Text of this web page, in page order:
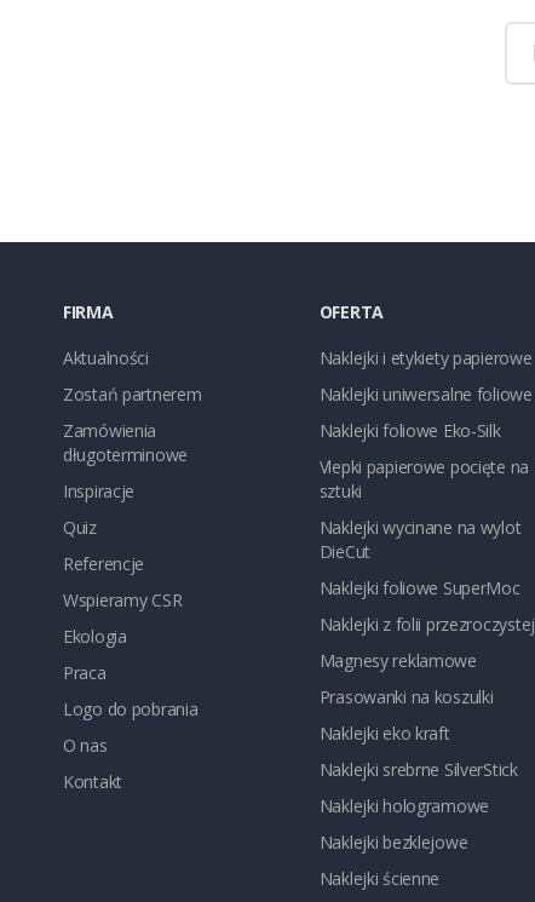
FIRMA
Aktualności
Zostań partnerem
Zamówienia
długoterminowe
Inspiracje
Quiz
Referencje
Wspieramy CSR
Ekologia
Praca
Logo do pobrania
O nas
Kontakt
OFERTA
Naklejki i etykiety papierowe
Naklejki uniwersalne foliowe
Naklejki foliowe Eko-Silk
Vlepki papierowe pocięte na
sztuki
Naklejki wycinane na wylot
DieCut
Naklejki foliowe SuperMoc
Naklejki z folii przezroczystej
Magnesy reklamowe
Prasowanki na koszulki
Naklejki eko kraft
Naklejki srebrne SilverStick
Naklejki hologramowe
Naklejki bezklejowe
Naklejki ścienne